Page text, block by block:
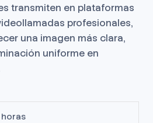
transmiten en plataformas
profesionales,
una imagen más clara,
uniforme en
horas